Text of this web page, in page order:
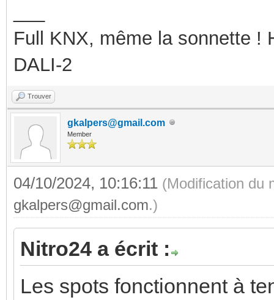
Full KNX, même la sonnette !
DALI-2
Trouver
gkalpers@gmail.com
Member
04/10/2024, 10:16:11 (Modification du
gkalpers@gmail.com.)
Nitro24 a écrit :
Les spots fonctionnent à